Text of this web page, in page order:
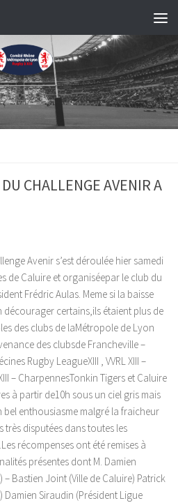
CHALLENGE AVENIR A
Avenir s’est déroulée hier samedi
de Caluire et organiséepar le club du
Frédric Aulas. Meme si la baisse
décourager certains,ils étaient plus de
des clubs de laMétropole de Lyon
des clubsde Francheville –
Rugby LeagueXIII , VVRL XIII –
– CharpennesTonkin Tigers et Caluire
à partir de10h sous un ciel gris mais
enthousiasme malgré la fraicheur
disputées dans toutes les
récompenses ont été remises à
présentes dont M. Damien
Bastien Joint (Ville de Caluire) Patrick
Damien Siraudin (Président Ligue